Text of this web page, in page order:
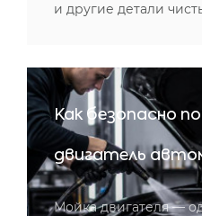
и другие детали
Как безопасно
двигатель
Мойка двигателя —